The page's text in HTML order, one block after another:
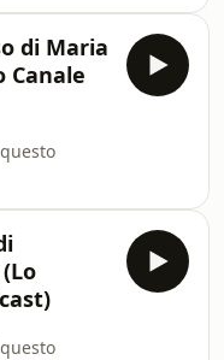
di Maria
Canale